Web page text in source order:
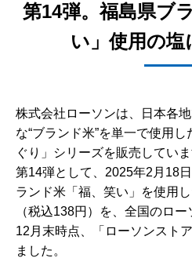
第14弾。福島県ブ
い」使用の塩
株式会社ローソンは、日本各
な“ブランド米”を単一で使用
ぐり」シリーズを販売してい
第14弾として、2025年2月18
ランド米「福、笑い」を使用
（税込138円）を、全国のロ
12月末時点、「ローソンスト
ました。